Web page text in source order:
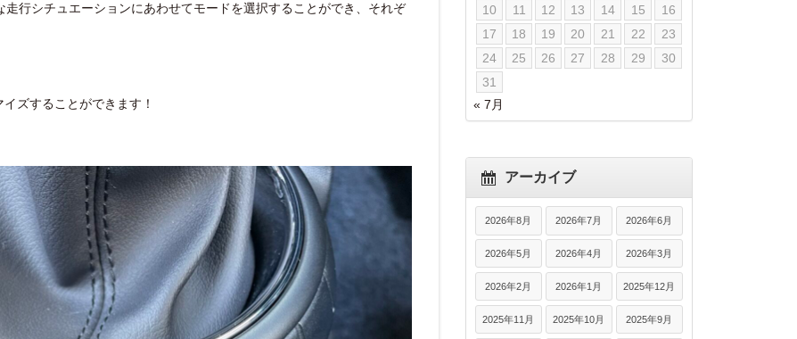
行シチュエーションにあわせてモードを選択することができ、それぞ
ズすることができます！
10
11 12 13 14 15
16
17
18 19 20 21 22
23
24
25 26 27 28 29
30
31
« 7月
アーカイブ
2026年8月 2026年7月 2026年6月
2026年5月 2026年4月 2026年3月
2026年2月 2026年1月 2025年12月
2025年11月 2025年10月 2025年9月